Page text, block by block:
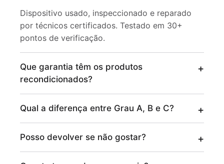
Dispositivo usado, inspeccionado e reparado
por técnicos certificados. Testado em 30+
pontos de verificação.
Que garantia têm os produtos
recondicionados?
Qual a diferença entre Grau A, B e C?
Posso devolver se não gostar?